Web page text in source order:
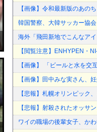
【画像】令和最新版のあの
韓国警察、大韓サッカー協
海外「飛田新地でこんなア
【閲覧注意】ENHYPEN・
【画像】 「ビールと水を交
【画像】田中みな実さん、
【悲報】札幌オリンピック
【悲報】射殺されたオッサ
ワイの職場の後輩女子、か